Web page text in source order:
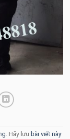
. Hãy lưu bài viết này